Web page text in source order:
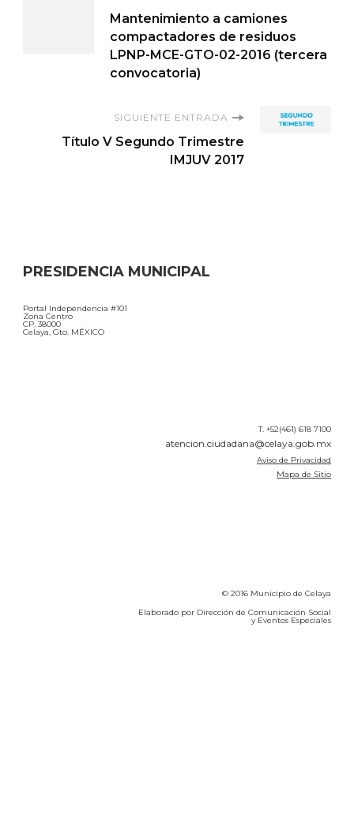
entradas
Mantenimiento a camiones
compactadores de residuos
LPNP-MCE-GTO-02-2016 (tercera
convocatoria)
SIGUIENTE ENTRADA
Título V Segundo Trimestre
IMJUV 2017
PRESIDENCIA MUNICIPAL
Portal Independencia #101
Zona Centro
CP. 38000
Celaya, Gto. MÉXICO
T. +52(461) 618 7100
atencion.ciudadana@celaya.gob.mx
Aviso de Privacidad
Mapa de Sitio
© 2016 Municipio de Celaya
Elaborado por Dirección de Comunicación Social
y Eventos Especiales